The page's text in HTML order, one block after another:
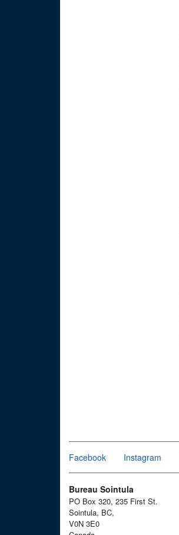
Facebook Instagram
Bureau Sointula
PO Box 320, 235 First St.
Sointula, BC,
V0N 3E0